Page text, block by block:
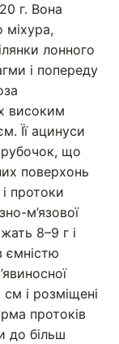
г. Вона
міхура,
лонного
і попереду
високим
Її ацинуси
що
поверхонь
протоки
м’язової
8–9 г і
ємністю
і розміщені
протоків
до більш